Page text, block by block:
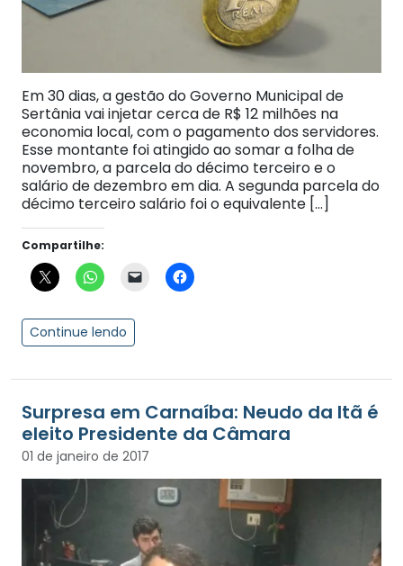
Em 30 dias, a gestão do Governo Municipal de
Sertânia vai injetar cerca de R$ 12 milhões na
economia local, com o pagamento dos servidores.
Esse montante foi atingido ao somar a folha de
novembro, a parcela do décimo terceiro e o
salário de dezembro em dia. A segunda parcela do
décimo terceiro salário foi o equivalente […]
Compartilhe:
Continue lendo
Surpresa em Carnaíba: Neudo da Itã é
eleito Presidente da Câmara
01 de janeiro de 2017